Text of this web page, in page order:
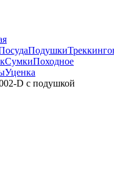
Подушки
СумкиПоходное
Уценка
D с подушкой